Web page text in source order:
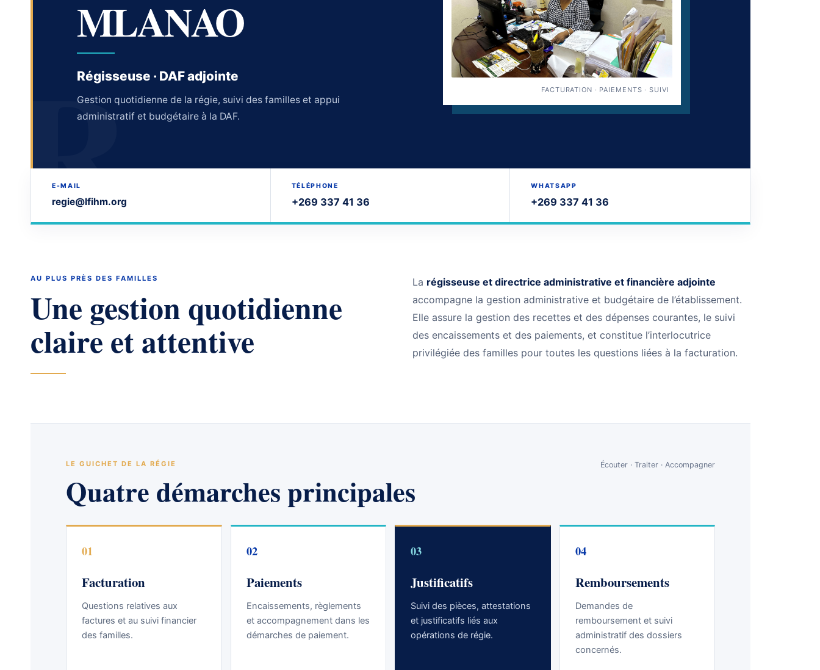
R
MLANAO
Régisseuse · DAF adjointe
Gestion quotidienne de la régie, suivi des familles et appui
administratif et budgétaire à la DAF.
FACTURATION · PAIEMENTS · SUIVI
E-MAIL
regie@lfihm.org
TÉLÉPHONE
+269 337 41 36
WHATSAPP
+269 337 41 36
AU PLUS PRÈS DES FAMILLES
Une gestion quotidienne
claire et attentive
La régisseuse et directrice administrative et financière adjointe
accompagne la gestion administrative et budgétaire de l’établissement.
Elle assure la gestion des recettes et des dépenses courantes, le suivi
des encaissements et des paiements, et constitue l’interlocutrice
privilégiée des familles pour toutes les questions liées à la facturation.
LE GUICHET DE LA RÉGIE
Quatre démarches principales
Écouter · Traiter · Accompagner
01
Facturation
Questions relatives aux
factures et au suivi financier
des familles.
02
Paiements
Encaissements, règlements
et accompagnement dans les
démarches de paiement.
03
Justificatifs
Suivi des pièces, attestations
et justificatifs liés aux
opérations de régie.
04
Remboursements
Demandes de
remboursement et suivi
administratif des dossiers
concernés.